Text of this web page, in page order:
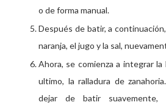
o de forma manual.
Después de batir, a
naranja, el jugo y la sal,
Ahora, se comienza a integrar
ultimo, la ralladura de
dejar de batir